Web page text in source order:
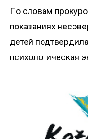
По словам
показаниях
детей
психологическая